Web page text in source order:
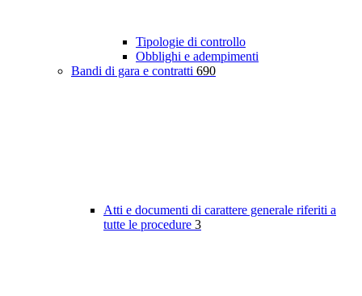
Tipologie di controllo
Obblighi e adempimenti
Bandi di gara e contratti 690
Atti e documenti di carattere generale riferiti a
tutte le procedure 3